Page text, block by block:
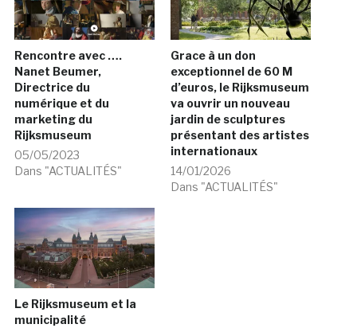
Rencontre avec ….
Nanet Beumer,
Directrice du
numérique et du
marketing du
Rijksmuseum
05/05/2023
Dans "ACTUALITÉS"
Grace à un don
exceptionnel de 60 M
d’euros, le Rijksmuseum
va ouvrir un nouveau
jardin de sculptures
présentant des artistes
internationaux
14/01/2026
Dans "ACTUALITÉS"
Le Rijksmuseum et la
municipalité